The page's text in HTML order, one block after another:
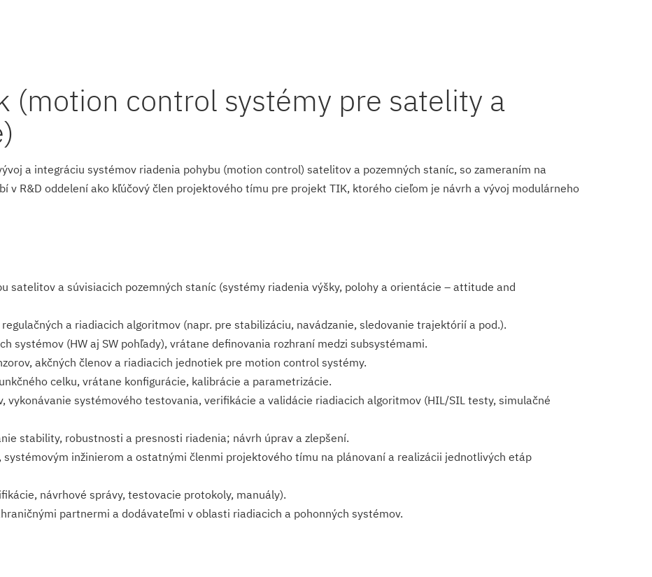
(motion control systémy pre satelity a
a integráciu systémov riadenia pohybu (motion control) satelitov a pozemných staníc, so zameraním na
v R&D oddelení ako kľúčový člen projektového tímu pre projekt TIK, ktorého cieľom je návrh a vývoj modulárneho
satelitov a súvisiacich pozemných staníc (systémy riadenia výšky, polohy a orientácie – attitude and
a riadiacich algoritmov (napr. pre stabilizáciu, navádzanie, sledovanie trajektórií a pod.).
systémov (HW aj SW pohľady), vrátane definovania rozhraní medzi subsystémami.
akčných členov a riadiacich jednotiek pre motion control systémy.
celku, vrátane konfigurácie, kalibrácie a parametrizácie.
vykonávanie systémového testovania, verifikácie a validácie riadiacich algoritmov (HIL/SIL testy, simulačné
stability, robustnosti a presnosti riadenia; návrh úprav a zlepšení.
systémovým inžinierom a ostatnými členmi projektového tímu na plánovaní a realizácii jednotlivých etáp
návrhové správy, testovacie protokoly, manuály).
partnermi a dodávateľmi v oblasti riadiacich a pohonných systémov.